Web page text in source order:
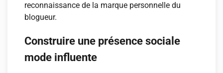
reconnaissance de la marque personnelle du
blogueur.
Construire une présence sociale
mode influente